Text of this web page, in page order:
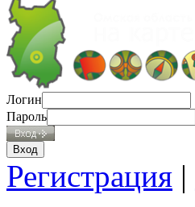
Логин
Пароль
Регистрация |